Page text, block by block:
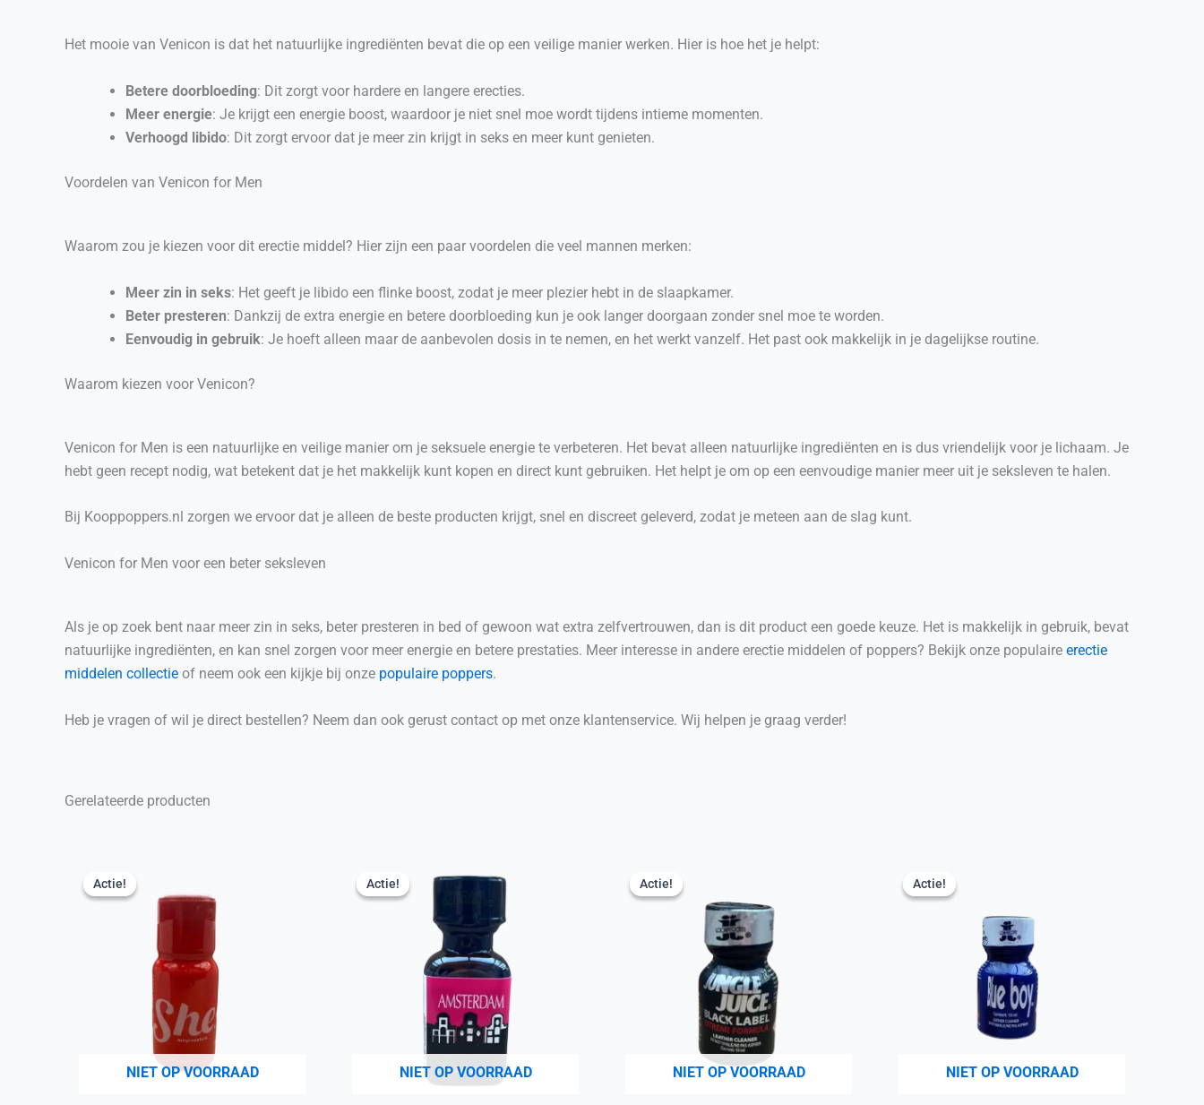
Het mooie van Venicon is dat het natuurlijke ingrediënten bevat die op een veilige manier werken. Hier is hoe het je helpt:
Betere doorbloeding: Dit zorgt voor hardere en langere erecties.
Meer energie: Je krijgt een energie boost, waardoor je niet snel moe wordt tijdens intieme momenten.
Verhoogd libido: Dit zorgt ervoor dat je meer zin krijgt in seks en meer kunt genieten.
Voordelen van Venicon for Men
Waarom zou je kiezen voor dit erectie middel? Hier zijn een paar voordelen die veel mannen merken:
Meer zin in seks: Het geeft je libido een flinke boost, zodat je meer plezier hebt in de slaapkamer.
Beter presteren: Dankzij de extra energie en betere doorbloeding kun je ook langer doorgaan zonder snel moe te worden.
Eenvoudig in gebruik: Je hoeft alleen maar de aanbevolen dosis in te nemen, en het werkt vanzelf. Het past ook makkelijk in je dagelijkse routine.
Waarom kiezen voor Venicon?
Venicon for Men is een natuurlijke en veilige manier om je seksuele energie te verbeteren. Het bevat alleen natuurlijke ingrediënten en is dus vriendelijk voor je lichaam. Je
hebt geen recept nodig, wat betekent dat je het makkelijk kunt kopen en direct kunt gebruiken. Het helpt je om op een eenvoudige manier meer uit je seksleven te halen.
Bij Kooppoppers.nl zorgen we ervoor dat je alleen de beste producten krijgt, snel en discreet geleverd, zodat je meteen aan de slag kunt.
Venicon for Men voor een beter seksleven
Als je op zoek bent naar meer zin in seks, beter presteren in bed of gewoon wat extra zelfvertrouwen, dan is dit product een goede keuze. Het is makkelijk in gebruik, bevat
natuurlijke ingrediënten, en kan snel zorgen voor meer energie en betere prestaties. Meer interesse in andere erectie middelen of poppers? Bekijk onze populaire erectie
middelen collectie of neem ook een kijkje bij onze populaire poppers.
Heb je vragen of wil je direct bestellen? Neem dan ook gerust contact op met onze klantenservice. Wij helpen je graag verder!
Gerelateerde producten
Actie!
NIET OP VOORRAAD
Actie! Actie!
NIET OP VOORRAAD
Actie! Actie!
NIET OP VOORRAAD
Actie! Actie!
NIET OP VOORRAAD
Actie!